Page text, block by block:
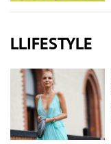
LLIFESTYLE